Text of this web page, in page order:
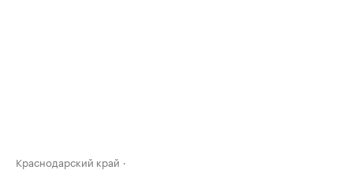
Краснодарский край